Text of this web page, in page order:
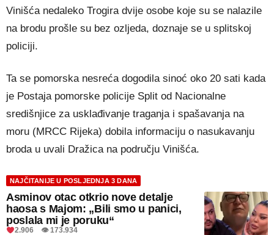
Vinišća nedaleko Trogira dvije osobe koje su se nalazile
na brodu prošle su bez ozljeda, doznaje se u splitskoj
policiji.
Ta se pomorska nesreća dogodila sinoć oko 20 sati kada
je Postaja pomorske policije Split od Nacionalne
središnjice za usklađivanje traganja i spašavanja na
moru (MRCC Rijeka) dobila informaciju o nasukavanju
broda u uvali Dražica na području Vinišća.
NAJČITANIJE U POSLJEDNJA 3 DANA
Asminov otac otkrio nove detalje
haosa s Majom: „Bili smo u panici,
poslala mi je poruku“
2.906 👁 173.934